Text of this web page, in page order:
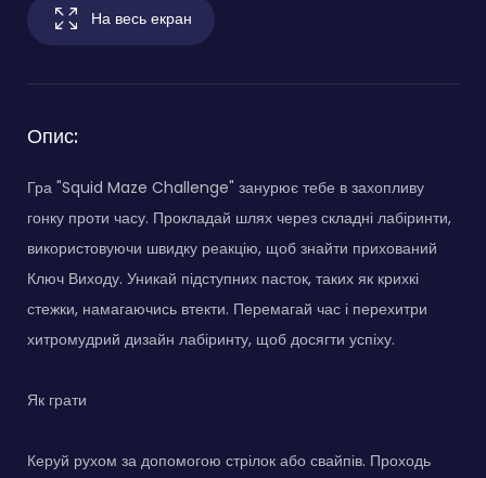
На весь екран
Опис:
Гра "Squid Maze Challenge" занурює тебе в захопливу
гонку проти часу. Прокладай шлях через складні лабіринти,
використовуючи швидку реакцію, щоб знайти прихований
Ключ Виходу. Уникай підступних пасток, таких як крихкі
стежки, намагаючись втекти. Перемагай час і перехитри
хитромудрий дизайн лабіринту, щоб досягти успіху.
Як грати
Керуй рухом за допомогою стрілок або свайпів. Проходь